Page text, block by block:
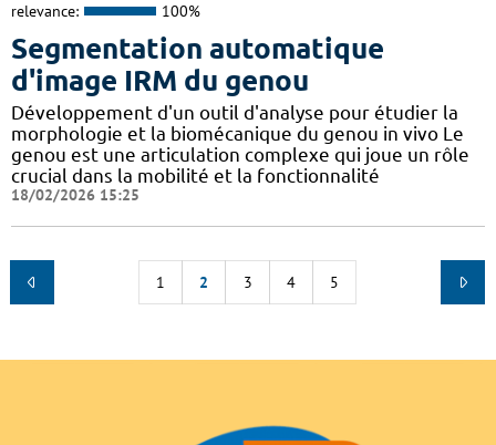
relevance: 100%
Segmentation automatique
d'image IRM du genou
Développement d'un outil d'analyse pour étudier la
morphologie et la biomécanique du genou in vivo Le
genou est une articulation complexe qui joue un rôle
crucial dans la mobilité et la fonctionnalité
18/02/2026 15:25
1 2 3 4 5